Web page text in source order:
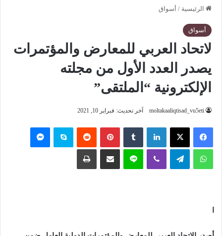
الرئيسية / أسواق
أسواق
لاتحاد العربي للمعارض والمؤتمرات
يصدر العدد الأول من مجلته
الإلكترونية “الملتقى”
moltakaaliqtisad_vu5eti آخر تحديث: فبراير 10, 2021
فيسبوك ‫X لينكدإن بينتيريست سكايب
واتساب تيلقرام لاين